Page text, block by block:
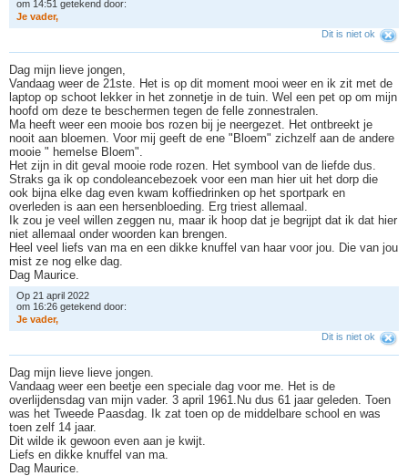
om 14:51 getekend door:
Je vader,
Dit is niet ok
Dag mijn lieve jongen,
Vandaag weer de 21ste. Het is op dit moment mooi weer en ik zit met de
laptop op schoot lekker in het zonnetje in de tuin. Wel een pet op om mijn
hoofd om deze te beschermen tegen de felle zonnestralen.
Ma heeft weer een mooie bos rozen bij je neergezet. Het ontbreekt je
nooit aan bloemen. Voor mij geeft de ene "Bloem" zichzelf aan de andere
mooie " hemelse Bloem".
Het zijn in dit geval mooie rode rozen. Het symbool van de liefde dus.
Straks ga ik op condoleancebezoek voor een man hier uit het dorp die
ook bijna elke dag even kwam koffiedrinken op het sportpark en
overleden is aan een hersenbloeding. Erg triest allemaal.
Ik zou je veel willen zeggen nu, maar ik hoop dat je begrijpt dat ik dat hier
niet allemaal onder woorden kan brengen.
Heel veel liefs van ma en een dikke knuffel van haar voor jou. Die van jou
mist ze nog elke dag.
Dag Maurice.
Op 21 april 2022
om 16:26 getekend door:
Je vader,
Dit is niet ok
Dag mijn lieve lieve jongen.
Vandaag weer een beetje een speciale dag voor me. Het is de
overlijdensdag van mijn vader. 3 april 1961.Nu dus 61 jaar geleden. Toen
was het Tweede Paasdag. Ik zat toen op de middelbare school en was
toen zelf 14 jaar.
Dit wilde ik gewoon even aan je kwijt.
Liefs en dikke knuffel van ma.
Dag Maurice.